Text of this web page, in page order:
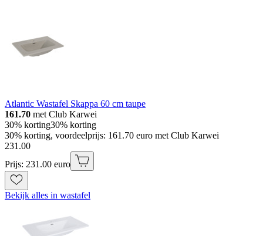
Atlantic Wastafel Skappa 60 cm taupe
161.70 met Club Karwei
30% korting30% korting
30% korting, voordeelprijs: 161.70 euro met Club Karwei
231 .00
Prijs: 231.00 euro
Bekijk alles in wastafel